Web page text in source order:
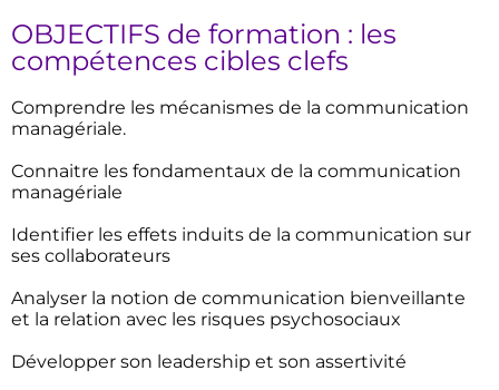
OBJECTIFS de formation : les
compétences cibles clefs
Comprendre les mécanismes de la communication
managériale.
Connaitre les fondamentaux de la communication
managériale
Identifier les effets induits de la communication sur
ses collaborateurs
Analyser la notion de communication bienveillante
et la relation avec les risques psychosociaux
Développer son leadership et son assertivité